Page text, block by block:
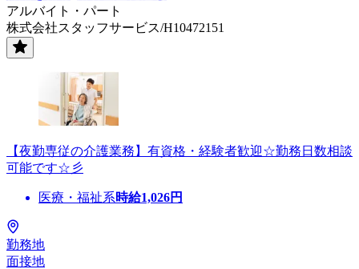
アルバイト・パート
株式会社スタッフサービス/H10472151
【夜勤専従の介護業務】有資格・経験者歓迎☆勤務日数相談
可能です☆彡
医療・福祉系時給1,026円
勤務地
面接地